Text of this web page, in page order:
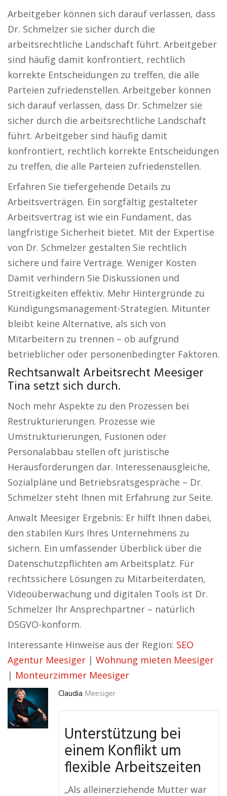
Arbeitgeber können sich darauf verlassen, dass
Dr. Schmelzer sie sicher durch die
arbeitsrechtliche Landschaft führt. Arbeitgeber
sind häufig damit konfrontiert, rechtlich
korrekte Entscheidungen zu treffen, die alle
Parteien zufriedenstellen. Arbeitgeber können
sich darauf verlassen, dass Dr. Schmelzer sie
sicher durch die arbeitsrechtliche Landschaft
führt. Arbeitgeber sind häufig damit
konfrontiert, rechtlich korrekte Entscheidungen
zu treffen, die alle Parteien zufriedenstellen.
Erfahren Sie tiefergehende Details zu
Arbeitsverträgen. Ein sorgfältig gestalteter
Arbeitsvertrag ist wie ein Fundament, das
langfristige Sicherheit bietet. Mit der Expertise
von Dr. Schmelzer gestalten Sie rechtlich
sichere und faire Verträge. Weniger Kosten
Damit verhindern Sie Diskussionen und
Streitigkeiten effektiv. Mehr Hintergründe zu
Kündigungsmanagement-Strategien. Mitunter
bleibt keine Alternative, als sich von
Mitarbeitern zu trennen – ob aufgrund
betrieblicher oder personenbedingter Faktoren.
Rechtsanwalt Arbeitsrecht Meesiger
Tina setzt sich durch.
Noch mehr Aspekte zu den Prozessen bei
Restrukturierungen. Prozesse wie
Umstrukturierungen, Fusionen oder
Personalabbau stellen oft juristische
Herausforderungen dar. Interessenausgleiche,
Sozialpläne und Betriebsratsgespräche – Dr.
Schmelzer steht Ihnen mit Erfahrung zur Seite.
Anwalt Meesiger Ergebnis: Er hilft Ihnen dabei,
den stabilen Kurs Ihres Unternehmens zu
sichern. Ein umfassender Überblick über die
Datenschutzpflichten am Arbeitsplatz. Für
rechtssichere Lösungen zu Mitarbeiterdaten,
Videoüberwachung und digitalen Tools ist Dr.
Schmelzer Ihr Ansprechpartner – natürlich
DSGVO-konform.
Interessante Hinweise aus der Region: SEO
Agentur Meesiger | Wohnung mieten Meesiger
| Monteurzimmer Meesiger
Claudia Meesiger
Unterstützung bei
einem Konflikt um
flexible Arbeitszeiten
„Als alleinerziehende Mutter war